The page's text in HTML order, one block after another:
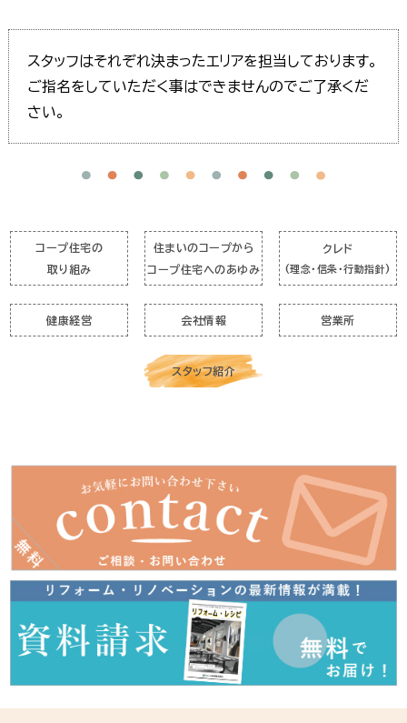
スタッフはそれぞれ決まったエリアを担当しております。
ご指名をしていただく事はできませんのでご了承くだ
さい。
コープ住宅の
取り組み
住まいのコープから
コープ住宅へのあゆみ
クレド
(理念・信条・行動指針)
健康経営 会社情報 営業所
スタッフ紹介